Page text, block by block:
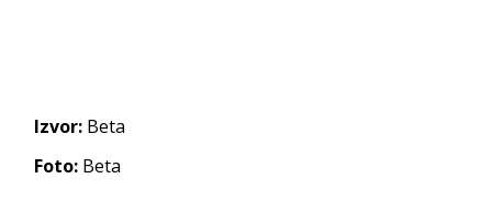
Izvor: Beta
Foto: Beta